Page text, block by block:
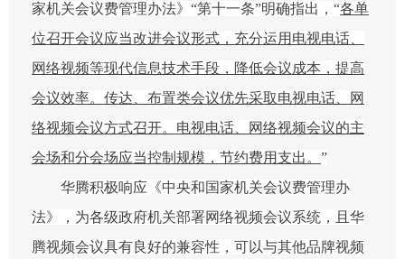
家机关会议费管理办法》“第十一条”明确指出，“各单
位召开会议应当改进会议形式，充分运用电视电话、
网络视频等现代信息技术手段，降低会议成本，提高
会议效率。传达、布置类会议优先采取电视电话、网
络视频会议方式召开。电视电话、网络视频会议的主
会场和分会场应当控制规模，节约费用支出。 ”
华腾积极响应《中央和国家机关会议费管理办
法》，为各级政府机关部署网络视频会议系统，且华
腾视频会议具有良好的兼容性，可以与其他品牌视频